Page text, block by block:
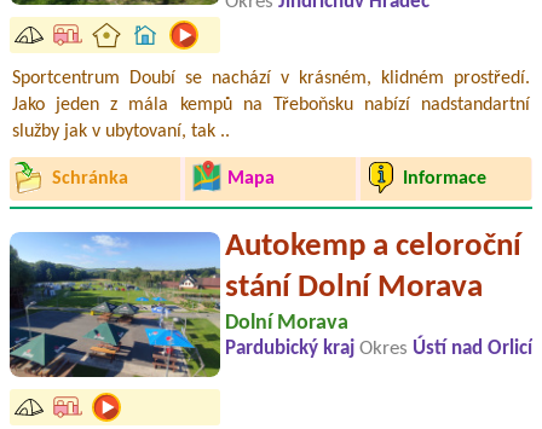
Sportcentrum Doubí se nachází v krásném, klidném prostředí.
Jako jeden z mála kempů na Třeboňsku nabízí nadstandartní
služby jak v ubytovaní, tak ..
Schránka Mapa Informace
Autokemp a celoroční
stání Dolní Morava
Dolní Morava
Pardubický kraj Okres Ústí nad Orlicí